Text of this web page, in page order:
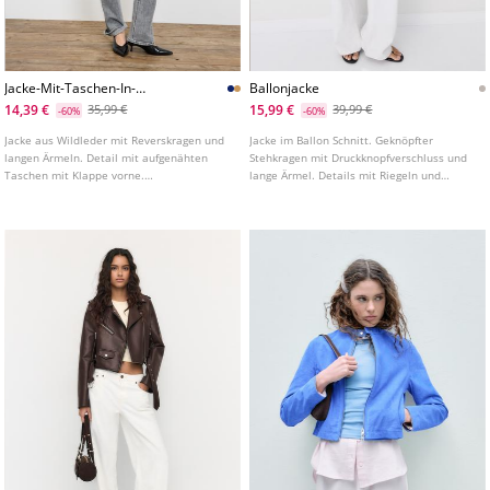
Jacke-Mit-Taschen-In-
Wildlederoptik
14,39 € -60% 35,99 €
Jacke aus Wildleder mit Reverskragen und
langen Ärmeln. Detail mit aufgenähten
Taschen mit Klappe vorne.
Ballonjacke
15,99 €
-60% 39,99 €
Jacke im Ballon Schnitt. Geknöpfter
Stehkragen mit Druckknopfverschluss und
lange Ärmel. Details mit Riegeln und
vorne.